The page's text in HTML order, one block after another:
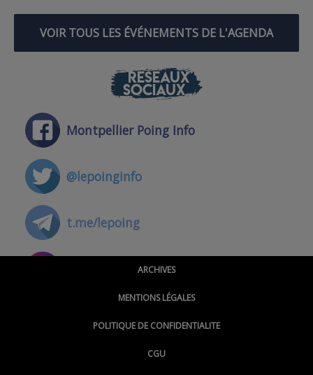
VOIR TOUS LES ÉVÉNEMENTS DE L'AGENDA
RÉSEAUX
SOCIAUX
Montpellier Poing Info
@lepoinginfo
t.me/lepoing
@montpellierpoinginfo
@LePoingMontpellier
ARCHIVES
MENTIONS LÉGALES
POLITIQUE DE CONFIDENTIALITE
CGU